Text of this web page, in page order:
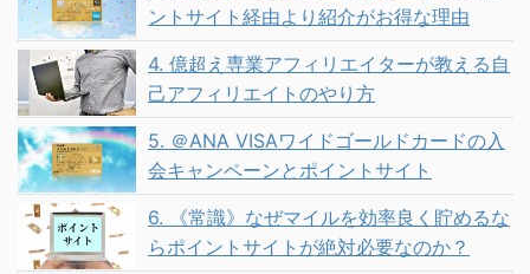
ントサイト経由より紹介がお得な理由
4. 億超え専業アフィリエイターが教える自
己アフィリエイトのやり方
5. ＠ANA VISAワイドゴールドカードの入
会キャンペーンとポイントサイト
6. 《常識》なぜマイルを効率良く貯めるな
らポイントサイトが絶対必要なのか？